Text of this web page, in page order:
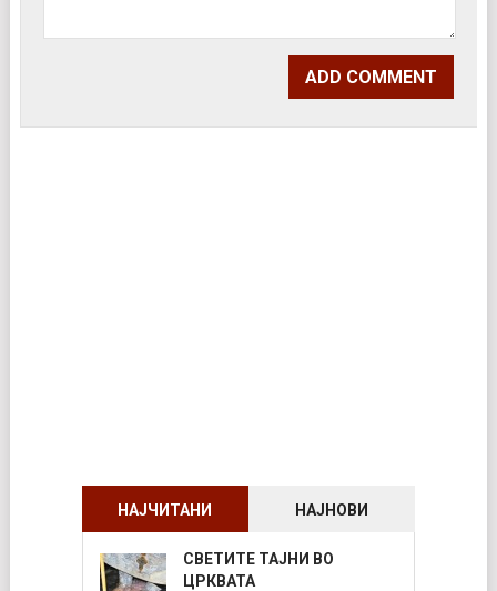
НАЈЧИТАНИ НАЈНОВИ
СВЕТИТЕ ТАЈНИ ВО
ЦРКВАТА